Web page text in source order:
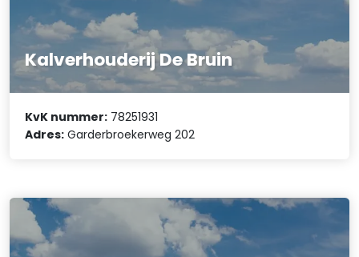
Kalverhouderij De Bruin
KvK nummer: 78251931
Adres: Garderbroekerweg 202